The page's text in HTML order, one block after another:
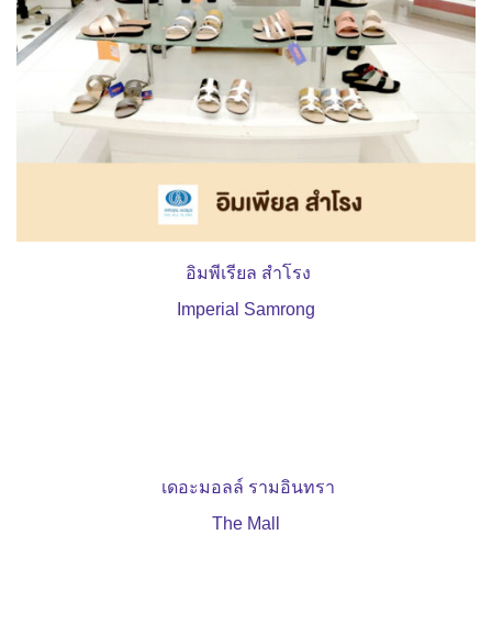
อิมพีเรียล สำโรง
Imperial Samrong
เดอะมอลล์ รามอินทรา
The Mall